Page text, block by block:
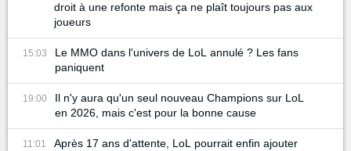
droit à une refonte mais ça ne plaît toujours pas aux
joueurs
15:03
Le MMO dans l'univers de LoL annulé ? Les fans
paniquent
19:00
Il n'y aura qu'un seul nouveau Champions sur LoL
en 2026, mais c'est pour la bonne cause
11:01
Après 17 ans d'attente, LoL pourrait enfin ajouter